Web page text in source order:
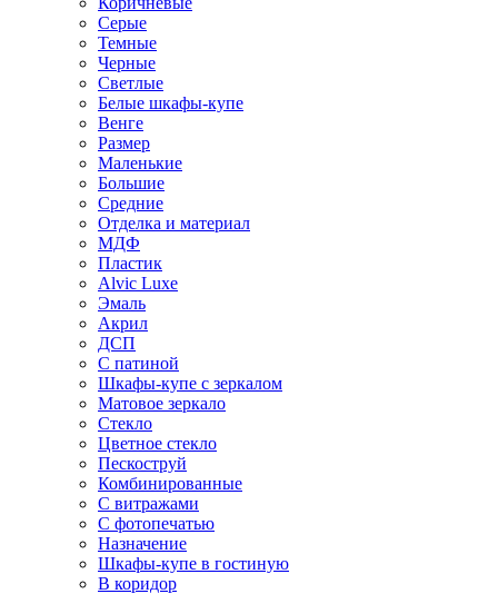
Серые
Темные
Черные
Светлые
Белые шкафы-купе
Венге
Размер
Маленькие
Большие
Средние
Отделка и материал
МДФ
Пластик
Alvic Luxe
Эмаль
Акрил
ДСП
С патиной
Шкафы-купе с зеркалом
Матовое зеркало
Стекло
Цветное стекло
Пескоструй
Комбинированные
С витражами
С фотопечатью
Назначение
Шкафы-купе в гостиную
В коридор